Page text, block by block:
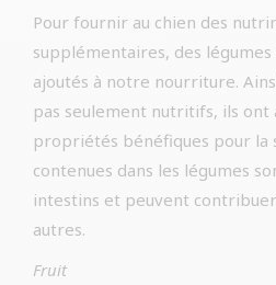
Pour fournir au chien des
supplémentaires, des
ajoutés à notre nourriture.
pas seulement nutritifs, ils ont
propriétés bénéfiques pour la
contenues dans les légumes
intestins et peuvent
autres.
Fruit